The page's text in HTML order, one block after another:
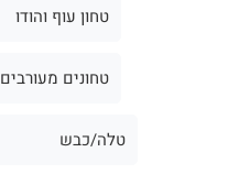
טחון עוף והודו
טחונים מעורבים
טלה/כבש